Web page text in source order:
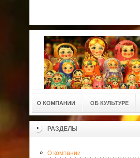
О КОМПАНИИ ОБ КУЛЬТУРЕ
РАЗДЕЛЫ
О компании